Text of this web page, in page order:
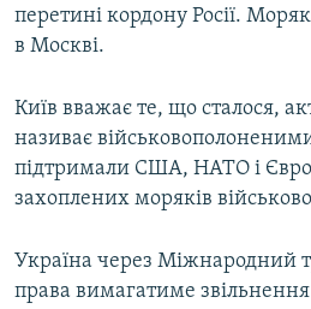
перетині кордону Росії.
в Москві.
Київ вважає те, що сталося,
називає
підтримали США, НАТО і
захоплених моряків
Україна через Міжнародний
права вимагатиме